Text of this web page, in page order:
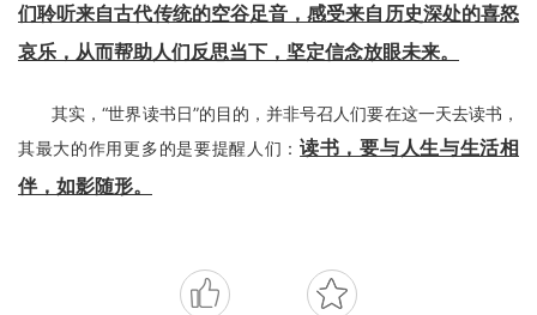
们聆听来自古代传统的空谷足音，感受来自历史深处的喜怒
哀乐，从而帮助人们反思当下，坚定信念放眼未来。
其实，“世界读书日”的目的，并非号召人们要在这一天去读书，
其最大的作用更多的是要提醒人们：读书，要与人生与生活相
伴，如影随形。